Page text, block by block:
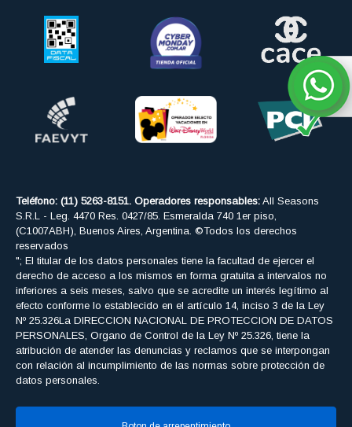
Teléfono: (11) 5263-8151. Operadores responsables: All Seasons
S.R.L - Leg. 4470 Res. 0427/85. Esmeralda 740 1er piso,
(C1007ABH), Buenos Aires, Argentina. ©Todos los derechos
reservados
"; El titular de los datos personales tiene la facultad de ejercer el
derecho de acceso a los mismos en forma gratuita a intervalos no
inferiores a seis meses, salvo que se acredite un interés legítimo al
efecto conforme lo establecido en el artículo 14, inciso 3 de la Ley
Nº 25.326La DIRECCION NACIONAL DE PROTECCION DE DATOS
PERSONALES, Organo de Control de la Ley Nº 25.326, tiene la
atribución de atender las denuncias y reclamos que se interpongan
con relación al incumplimiento de las normas sobre protección de
datos personales.